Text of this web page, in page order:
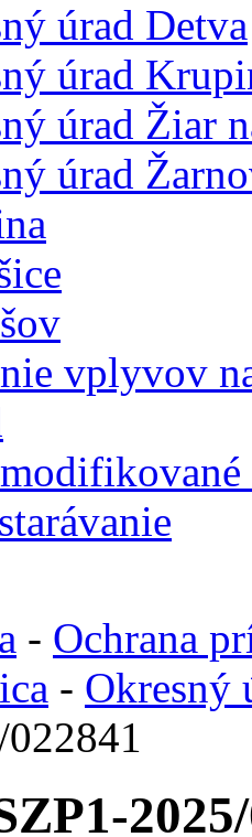
úrad Detva
úrad
úrad Žiar
úrad
vplyvov
- Ochrana
- Okresný